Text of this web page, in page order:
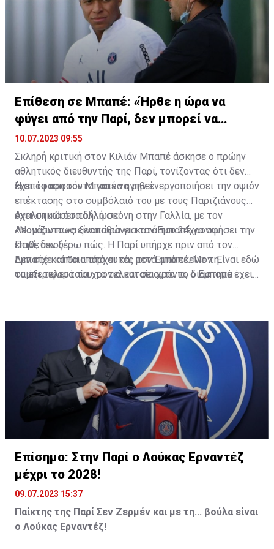
Επίθεση σε Μπαπέ: «Ήρθε η ώρα να
φύγει από την Παρί, δεν μπορεί να
ηγηθεί»
10.07.2023 09:55
Σκληρή κριτική στον Κιλιάν Μπαπέ άσκησε ο πρώην
αθλητικός διευθυντής της Παρί, τονίζοντας ότι δεν
έχει τα προσόντα για να ηγηθεί.
Η απόφαση του Μπαπέ να μην ενεργοποιήσει την οψιόν
επέκτασης στο συμβόλαιό του με τους Παριζιάνους
έχει σηκώσει πολλή σκόνη στην Γαλλία, με τον
Λεονάρντο να ξεσπαθώνει κατά του 24χρονου
επιθετικού.
Aναλυτικά όσα δήλωσε:
«Νομίζω πως είναι ώρα για τον Εμπαπέ να αφήσει την
Παρί, δεν ξέρω πώς. Η Παρί υπήρχε πριν από τον
Εμπαπέ και θα υπάρχει και μετά από εκείνον. Είναι εδώ
τα έξι τελευταία χρόνια και σε αυτό το διάστημα
Δεν είχε κάποια από αυτές τον Εμπαπέ. Με τη
συμπεριφορά του τα τελευταία χρόνια, ο Εμπαπέ έχει
σκόρερ, αλλά όχι δημιουργός, είναι δύσκολο να χτίσεις
ομάδα γύρω από αυτόν».
Επίσημο: Στην Παρί ο Λούκας Ερναντέζ
μέχρι το 2028!
09.07.2023 15:37
Παίκτης της Παρί Σεν Ζερμέν και με τη... βούλα είναι
ο Λούκας Ερναντέζ!